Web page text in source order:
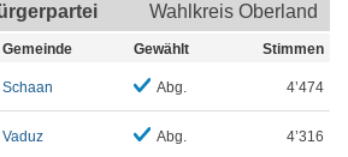
Wahlkreis Oberland
Gemeinde Gewählt Stimmen
Schaan Abg. 4’474
Vaduz Abg. 4’316